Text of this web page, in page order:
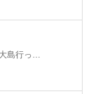
島行っ…